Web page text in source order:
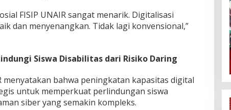
FISIP UNAIR sangat menarik. Digitalisasi
dan menyenangkan. Tidak lagi konvensional,”
Siswa Disabilitas dari Risiko Daring
menyatakan bahwa peningkatan kapasitas digital
untuk memperkuat perlindungan siswa
siber yang semakin kompleks.